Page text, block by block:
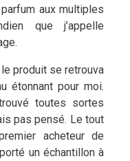
aux multiples
que j’appelle
produit se retrouva
étonnant pour moi.
toutes sortes
pas pensé. Le tout
acheteur de
un échantillon à